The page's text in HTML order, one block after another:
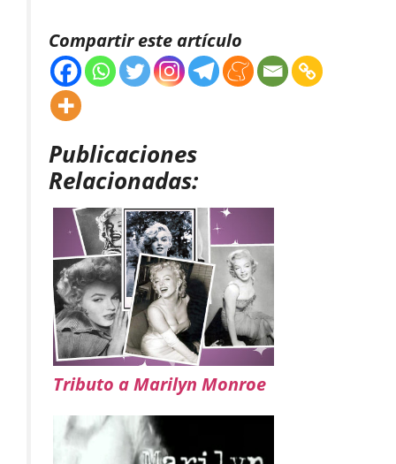
Compartir este artículo
Publicaciones
Relacionadas:
Tributo a Marilyn Monroe